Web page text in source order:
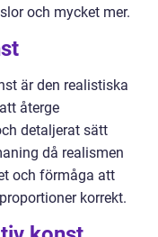
och mycket mer.
är den realistiska
återge
detaljerat sätt
då realismen
och förmåga att
korrekt.